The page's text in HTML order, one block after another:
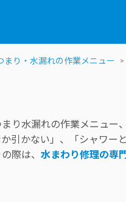
まり・水漏れの作業メニュー
り水漏れの作業メニュー
引かない」、「シャワ
際は、 水まわり修理の専